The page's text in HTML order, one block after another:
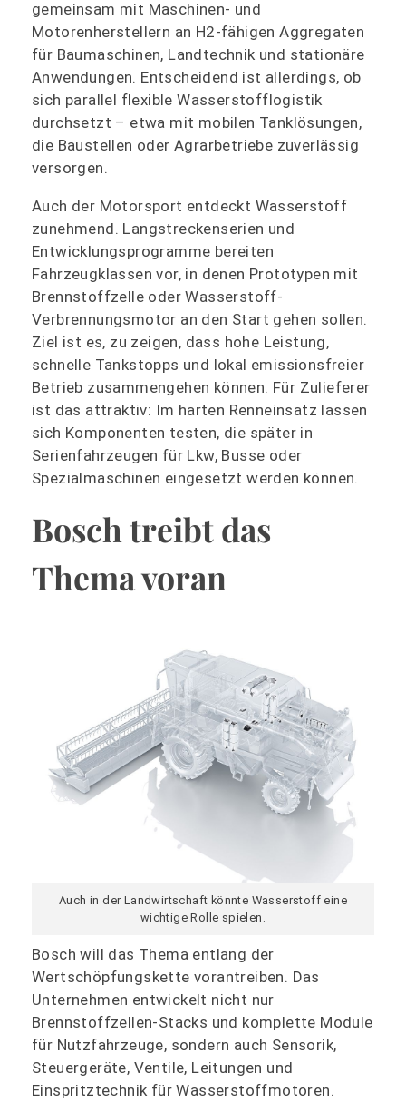
gemeinsam mit Maschinen- und
Motorenherstellern an H2-fähigen Aggregaten
für Baumaschinen, Landtechnik und stationäre
Anwendungen. Entscheidend ist allerdings, ob
sich parallel flexible Wasserstofflogistik
durchsetzt – etwa mit mobilen Tanklösungen,
die Baustellen oder Agrarbetriebe zuverlässig
versorgen.
Auch der Motorsport entdeckt Wasserstoff
zunehmend. Langstreckenserien und
Entwicklungsprogramme bereiten
Fahrzeugklassen vor, in denen Prototypen mit
Brennstoffzelle oder Wasserstoff-
Verbrennungsmotor an den Start gehen sollen.
Ziel ist es, zu zeigen, dass hohe Leistung,
schnelle Tankstopps und lokal emissionsfreier
Betrieb zusammengehen können. Für Zulieferer
ist das attraktiv: Im harten Renneinsatz lassen
sich Komponenten testen, die später in
Serienfahrzeugen für Lkw, Busse oder
Spezialmaschinen eingesetzt werden können.
Bosch treibt das
Thema voran
Auch in der Landwirtschaft könnte Wasserstoff eine
wichtige Rolle spielen.
Bosch will das Thema entlang der
Wertschöpfungskette vorantreiben. Das
Unternehmen entwickelt nicht nur
Brennstoffzellen-Stacks und komplette Module
für Nutzfahrzeuge, sondern auch Sensorik,
Steuergeräte, Ventile, Leitungen und
Einspritztechnik für Wasserstoffmotoren.